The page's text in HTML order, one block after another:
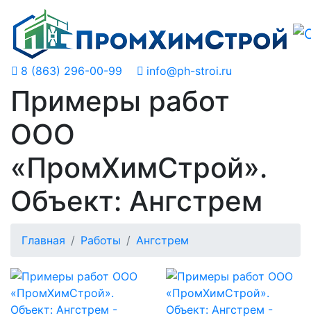
8 (863) 296-00-99 info@ph-stroi.ru
Примеры работ
ООО
«ПромХимСтрой».
Объект: Ангстрем
Главная Работы Ангстрем